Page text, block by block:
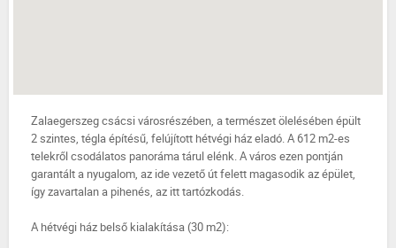
Zalaegerszeg csácsi városrészében, a természet ölelésében épült
2 szintes, tégla építésű, felújított hétvégi ház eladó. A 612 m2-es
telekről csodálatos panoráma tárul elénk. A város ezen pontján
garantált a nyugalom, az ide vezető út felett magasodik az épület,
így zavartalan a pihenés, az itt tartózkodás.
A hétvégi ház belső kialakítása (30 m2):